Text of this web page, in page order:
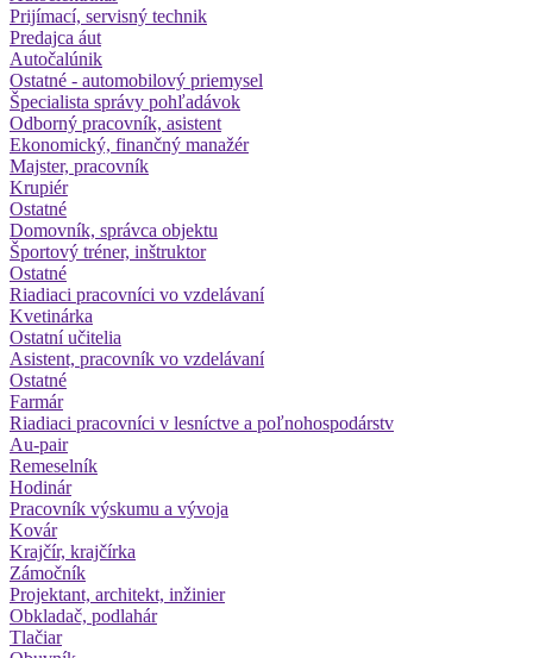
Prijímací, servisný technik
Predajca áut
Autočalúnik
Ostatné - automobilový priemysel
Špecialista správy pohľadávok
Odborný pracovník, asistent
Ekonomický, finančný manažér
Majster, pracovník
Krupiér
Ostatné
Domovník, správca objektu
Športový tréner, inštruktor
Ostatné
Riadiaci pracovníci vo vzdelávaní
Kvetinárka
Ostatní učitelia
Asistent, pracovník vo vzdelávaní
Ostatné
Farmár
Riadiaci pracovníci v lesníctve a poľnohospodárstv
Au-pair
Remeselník
Hodinár
Pracovník výskumu a vývoja
Kovár
Krajčír, krajčírka
Zámočník
Projektant, architekt, inžinier
Obkladač, podlahár
Tlačiar